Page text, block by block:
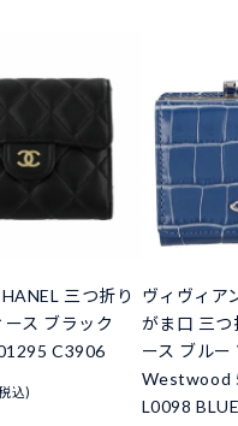
三つ折り
ス ブラック
C3906
込)
ヴィヴィア
がま口 三つ
ース ブル
Westwood
L0098